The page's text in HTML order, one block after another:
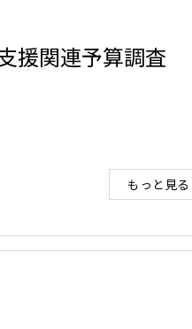
援関連予算調査
もっと見る